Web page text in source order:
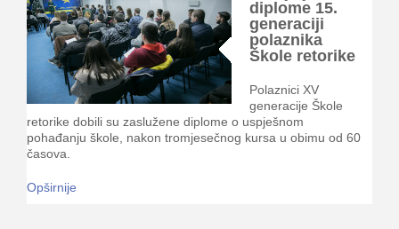
diplome 15.
generaciji
polaznika
Škole retorike
Polaznici XV
generacije Škole
retorike dobili su zaslužene diplome o uspješnom
pohađanju škole, nakon tromjesečnog kursa u obimu od 60
časova.
Opširnije